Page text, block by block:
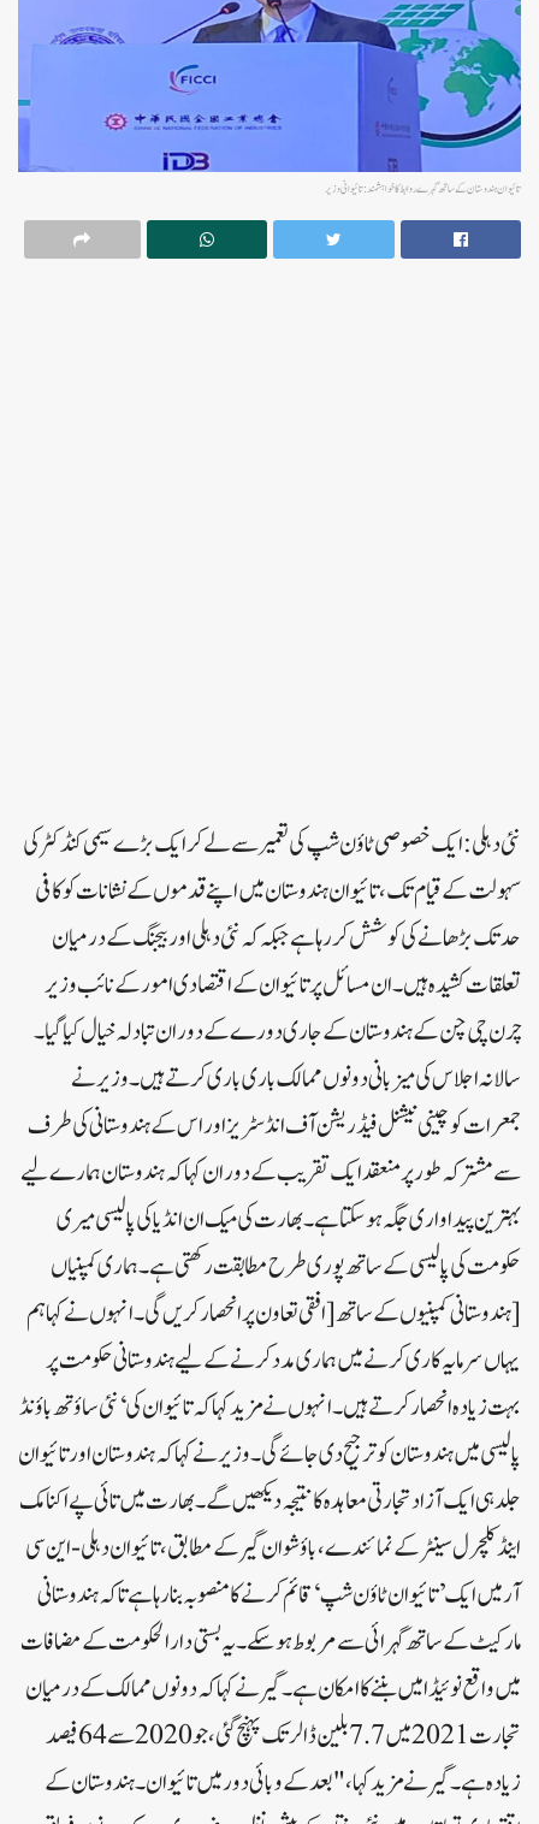
تائیوان ہندوستان کے ساتھ گہرے روابط کا خواہشمند:تائیوانی وزیر
نئی دہلی: ایک خصوصی ٹاؤن شپ کی تعمیر سے لے کر ایک بڑے سیمی کنڈکٹر کی
سہولت کے قیام تک، تائیوان ہندوستان میں اپنے قدموں کے نشانات کو کافی
حد تک بڑھانے کی کوشش کر رہا ہے جبکہ کہ نئی دہلی اور بیجنگ کے درمیان
تعلقات کشیدہ ہیں۔ان مسائل پر تائیوان کے اقتصادی امور کے نائب وزیر
چرن چی چن کے ہندوستان کے جاری دورے کے دوران تبادلہ خیال کیا گیا۔
سالانہ اجلاس کی میزبانی دونوں ممالک باری باری کرتے ہیں۔وزیر نے
جمعرات کو چینی نیشنل فیڈریشن آف انڈسٹریز اور اس کے ہندوستانی کی طرف
سے مشترکہ طور پر منعقد ایک تقریب کے دوران کہا کہ ہندوستان ہمارے لیے
بہترین پیداواری جگہ ہو سکتا ہے۔ بھارت کی میک ان انڈیا کی پالیسی میری
حکومت کی پالیسی کے ساتھ پوری طرح مطابقت رکھتی ہے۔ہماری کمپنیاں
[ہندوستانی کمپنیوں کے ساتھ[ افقی تعاون پر انحصار کریں گی۔ انہوں نے کہا ہم
یہاں سرمایہ کاری کرنے میں ہماری مدد کرنے کے لیے ہندوستانی حکومت پر
بہت زیادہ انحصار کرتے ہیں۔انہوں نے مزید کہا کہ تائیوان کی ‘ نئی ساؤتھ باؤنڈ
پالیسی میں ہندوستان کو ترجیح دی جائے گی۔وزیر نے کہا کہ ہندوستان اور تائیوان
جلد ہی ایک آزاد تجارتی معاہدہ کا نتیجہ دیکھیں گے۔بھارت میں تائی پے اکنامک
اینڈ کلچرل سینٹر کے نمائندے، باؤشوان گیر کے مطابق، تائیوان دہلی-این سی
آر میں ایک ’تائیوان ٹاؤن شپ‘ قائم کرنے کا منصوبہ بنا رہا ہے تاکہ ہندوستانی
مارکیٹ کے ساتھ گہرائی سے مربوط ہو سکے۔ یہ بستی دارالحکومت کے مضافات
میں واقع نوئیڈا میں بننے کا امکان ہے۔گیر نے کہا کہ دونوں ممالک کے درمیان
تجارت 2021 میں 7.7 بلین ڈالر تک پہنچ گئی، جو 2020 سے 64 فیصد
زیادہ ہے۔ گیر نے مزید کہا، "بعد کے وبائی دور میں تائیوان۔ہندوستان کے